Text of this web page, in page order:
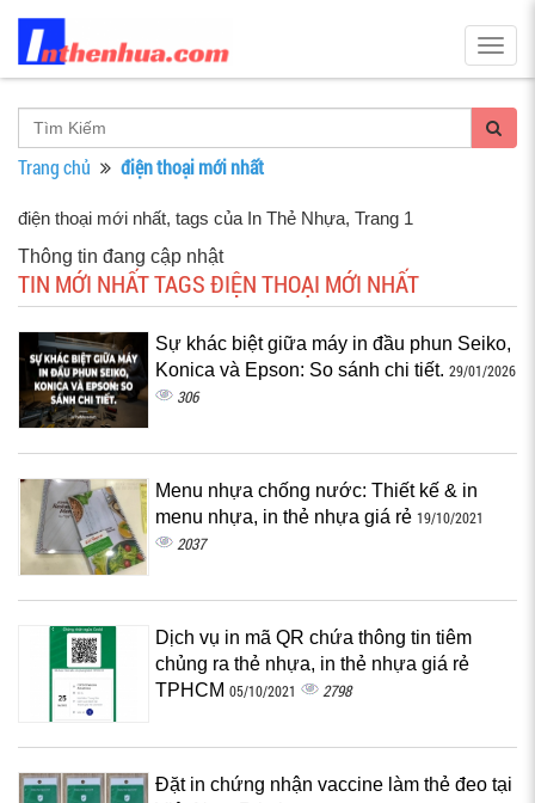
Trang chủ điện thoại mới nhất
điện thoại mới nhất, tags của In Thẻ Nhựa, Trang 1
Thông tin đang cập nhật
TIN MỚI NHẤT TAGS ĐIỆN THOẠI MỚI NHẤT
Sự khác biệt giữa máy in đầu phun Seiko,
Konica và Epson: So sánh chi tiết. 29/01/2026
306
Menu nhựa chống nước: Thiết kế & in
menu nhựa, in thẻ nhựa giá rẻ 19/10/2021
2037
Dịch vụ in mã QR chứa thông tin tiêm
chủng ra thẻ nhựa, in thẻ nhựa giá rẻ
TPHCM 05/10/2021 2798
Đặt in chứng nhận vaccine làm thẻ đeo tại